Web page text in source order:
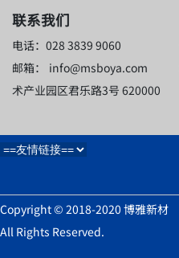
联系我们
电话：028 3839 9060
邮箱：
info@msboya.com
术产业园区君乐路3号 620000
Copyright © 2018-2020 博雅新材
All Rights Reserved.